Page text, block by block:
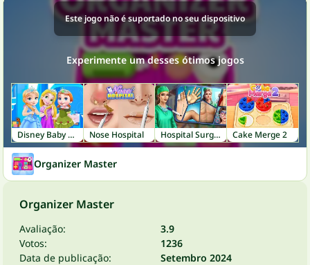
Este jogo não é suportado no seu dispositivo
Experimente um desses ótimos jogos
Disney Baby Room Nose Hospital Hospital Surgeon: Doctor Game Cake Merge 2
Organizer Master
Organizer Master
Avaliação:
3.9
Votos:
1236
Data de publicação:
Setembro 2024